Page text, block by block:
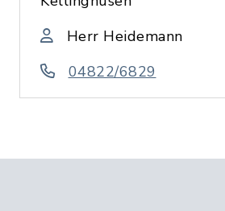
Herr Heidemann
04822/6829